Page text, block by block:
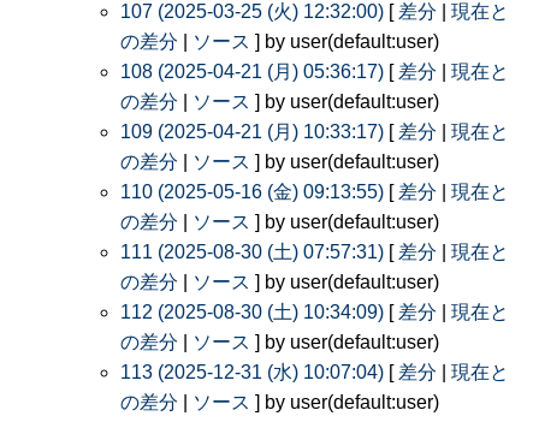
107 (2025-03-25 (火) 12:32:00) [ 差分
現在と
の差分
ソース ] by user(default:user)
108 (2025-04-21 (月) 05:36:17) [ 差分
現在と
の差分
ソース ] by user(default:user)
109 (2025-04-21 (月) 10:33:17) [ 差分
現在と
の差分
ソース ] by user(default:user)
110 (2025-05-16 (金) 09:13:55) [ 差分
現在と
の差分
ソース ] by user(default:user)
111 (2025-08-30 (土) 07:57:31) [ 差分
現在と
の差分
ソース ] by user(default:user)
112 (2025-08-30 (土) 10:34:09) [ 差分
現在と
の差分
ソース ] by user(default:user)
113 (2025-12-31 (水) 10:07:04) [ 差分
現在と
の差分
ソース ] by user(default:user)